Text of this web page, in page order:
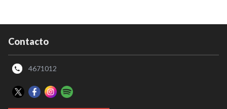
Contacto
4671012